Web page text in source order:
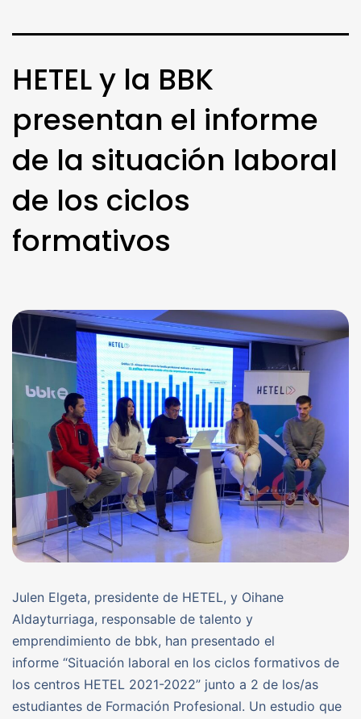
HETEL y la BBK
presentan el informe
de la situación laboral
de los ciclos
formativos
Julen Elgeta, presidente de HETEL, y Oihane
Aldayturriaga, responsable de talento y
emprendimiento de bbk, han presentado el
informe “Situación laboral en los ciclos formativos de
los centros HETEL 2021-2022” junto a 2 de los/as
estudiantes de Formación Profesional. Un estudio que